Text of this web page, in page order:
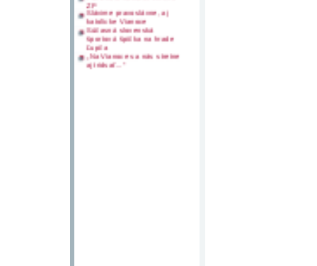
Povinnosť nahlásiť zmenu
ZP
Slávime pravoslávne, aj
katolícke Vianoce
Súčasná slovenská
športová špička na hrade
Ľupča
„Na Vianoce sa nás stretne
aj tridsať...“